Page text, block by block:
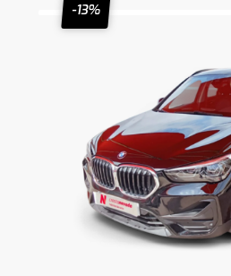
-13%